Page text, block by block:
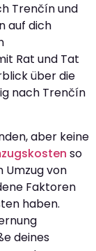
Trenčín und
auf dich
Rat und Tat
über die
nach Trenčín
aber keine
so
Umzug von
Faktoren
haben.
deines